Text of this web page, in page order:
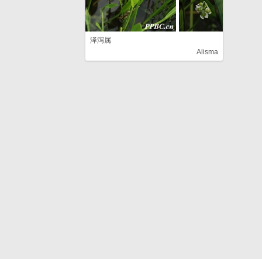
泽泻属
Alisma